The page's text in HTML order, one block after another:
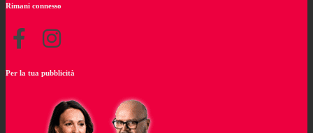
Rimani connesso
Per la tua pubblicità